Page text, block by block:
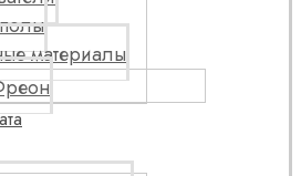
материалы